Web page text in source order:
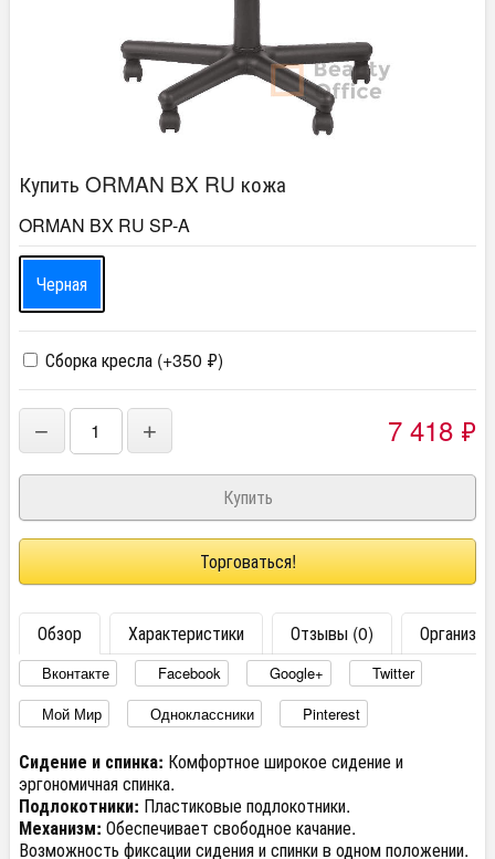
Купить ORMAN BX RU кожа
ORMAN BX RU SP-A
Черная
Сборка кресла (+350 ₽)
− + 7 418 ₽
Торговаться!
Обзор Характеристики Отзывы (0)
Вконтакте Facebook Google+
Twitter
Мой Мир
Одноклассники Pinterest
Сидение и спинка: Комфортное широкое сидение и
эргономичная спинка.
Подлокотники: Пластиковые подлокотники.
Механизм: Обеспечивает свободное качание.
Возможность фиксации сидения и спинки в одном положении.